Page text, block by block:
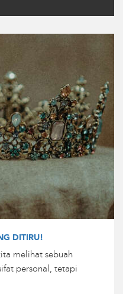
DITIRU!
melihat sebuah
personal, tetapi